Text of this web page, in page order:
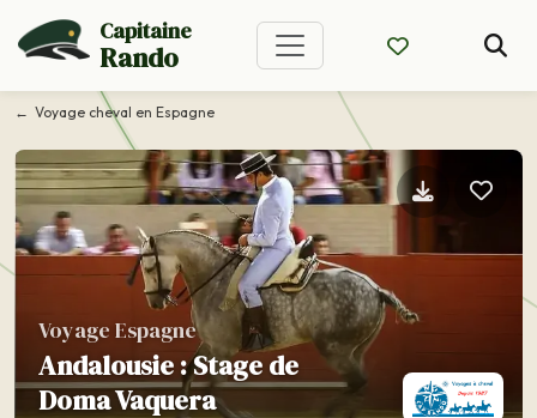
Capitaine
Rando
Voyage cheval en Espagne
Voyage Espagne
Andalousie : Stage de
Doma Vaquera